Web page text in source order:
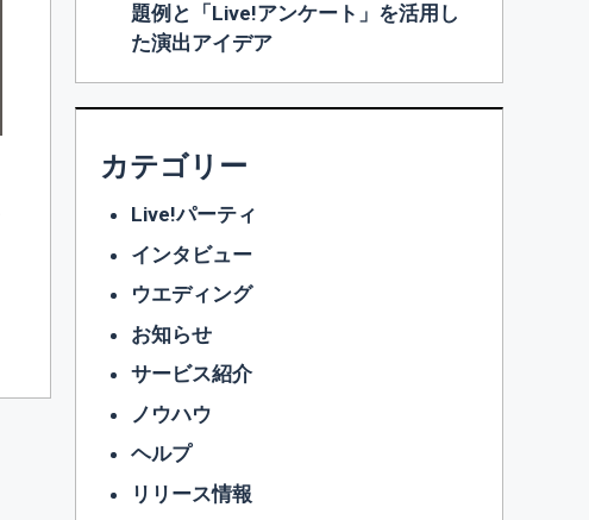
題例と「Live!アンケート」を活用し
た演出アイデア
カテゴリー
Live!パーティ
インタビュー
ウエディング
お知らせ
サービス紹介
ノウハウ
ヘルプ
リリース情報